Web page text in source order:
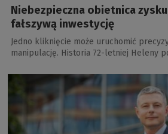
Niebezpieczna obietnica
fałszywą inwestycję
Jedno kliknięcie może uruchomić
manipulację. Historia 72-letniej Heleny
a